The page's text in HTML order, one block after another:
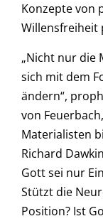
Konzepte von
Willensfreiheit
„Nicht nur die
sich mit dem
ändern“,
von
Materialisten
Richard
Gott sei nur
Stützt die
Position? Ist